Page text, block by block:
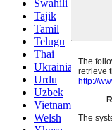
Swahili
Tajik
Tamil
Telugu
Thai
Ukrainian
Urdu
Uzbek
Vietnamese
Welsh